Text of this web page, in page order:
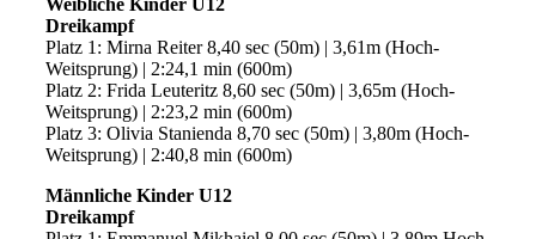
Weibliche Kinder U12
Dreikampf
Platz 1: Mirna Reiter 8,40 sec (50m) | 3,61m (Hoch-
Weitsprung) | 2:24,1 min (600m)
Platz 2: Frida Leuteritz 8,60 sec (50m) | 3,65m (Hoch-
Weitsprung) | 2:23,2 min (600m)
Platz 3: Olivia Stanienda 8,70 sec (50m) | 3,80m (Hoch-
Weitsprung) | 2:40,8 min (600m)
Männliche Kinder U12
Dreikampf